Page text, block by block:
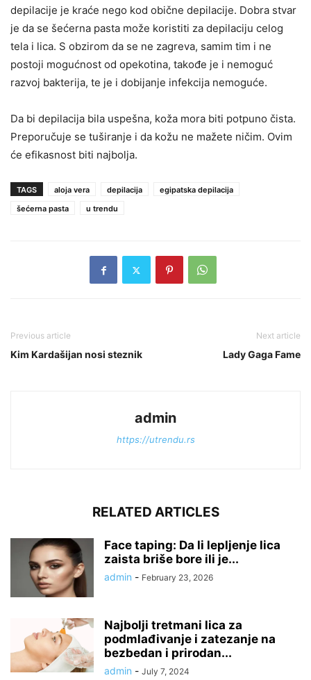
depilacije je kraće nego kod obične depilacije. Dobra stvar
je da se šećerna pasta može koristiti za depilaciju celog
tela i lica. S obzirom da se ne zagreva, samim tim i ne
postoji mogućnost od opekotina, takođe je i nemoguć
razvoj bakterija, te je i dobijanje infekcija nemoguće.
Da bi depilacija bila uspešna, koža mora biti potpuno čista.
Preporučuje se tuširanje i da kožu ne mažete ničim. Ovim
će efikasnost biti najbolja.
TAGS aloja vera depilacija
egipatska depilacija
šećerna pasta
u trendu
Previous article
Kim Kardašijan nosi steznik
Next article
Lady Gaga Fame
admin
https://utrendu.rs
RELATED ARTICLES
Face taping: Da li lepljenje lica
zaista briše bore ili je...
admin - February 23, 2026
Najbolji tretmani lica za
podmlađivanje i zatezanje na
bezbedan i prirodan...
admin - July 7, 2024